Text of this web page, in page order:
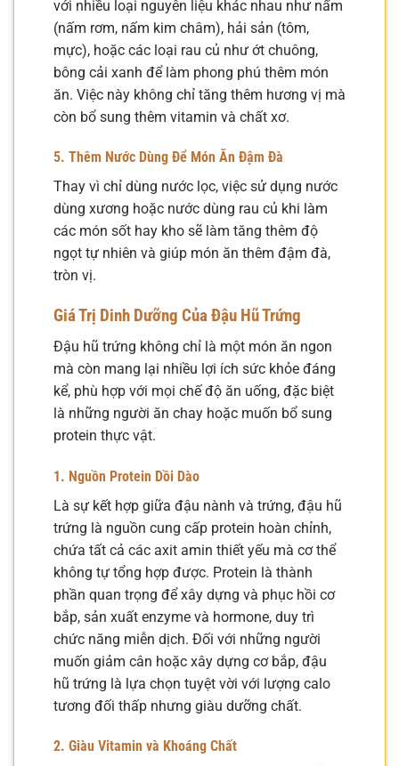
với nhiều loại nguyên liệu khác nhau như nấm
(nấm rơm, nấm kim châm), hải sản (tôm,
mực), hoặc các loại rau củ như ớt chuông,
bông cải xanh để làm phong phú thêm món
ăn. Việc này không chỉ tăng thêm hương vị mà
còn bổ sung thêm vitamin và chất xơ.
5. Thêm Nước Dùng Để Món Ăn Đậm Đà
Thay vì chỉ dùng nước lọc, việc sử dụng nước
dùng xương hoặc nước dùng rau củ khi làm
các món sốt hay kho sẽ làm tăng thêm độ
ngọt tự nhiên và giúp món ăn thêm đậm đà,
tròn vị.
Giá Trị Dinh Dưỡng Của Đậu Hũ Trứng
Đậu hũ trứng không chỉ là một món ăn ngon
mà còn mang lại nhiều lợi ích sức khỏe đáng
kể, phù hợp với mọi chế độ ăn uống, đặc biệt
là những người ăn chay hoặc muốn bổ sung
protein thực vật.
1. Nguồn Protein Dồi Dào
Là sự kết hợp giữa đậu nành và trứng, đậu hũ
trứng là nguồn cung cấp protein hoàn chỉnh,
chứa tất cả các axit amin thiết yếu mà cơ thể
không tự tổng hợp được. Protein là thành
phần quan trọng để xây dựng và phục hồi cơ
bắp, sản xuất enzyme và hormone, duy trì
chức năng miễn dịch. Đối với những người
muốn giảm cân hoặc xây dựng cơ bắp, đậu
hũ trứng là lựa chọn tuyệt vời với lượng calo
tương đối thấp nhưng giàu dưỡng chất.
2. Giàu Vitamin và Khoáng Chất